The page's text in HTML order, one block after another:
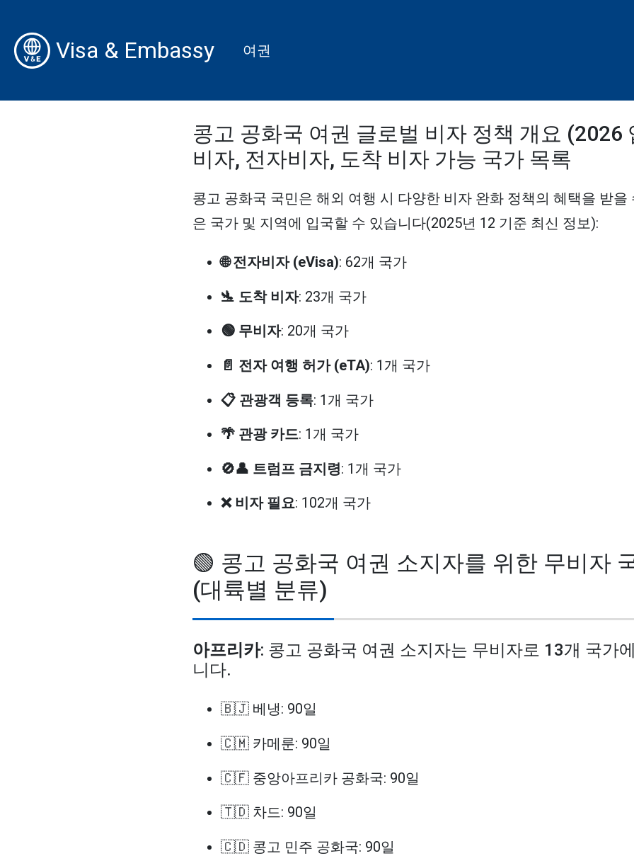
Visa & Embassy 여권
콩고 공화국 여권 글로벌 비자 정책 개요 (2026
비자, 전자비자, 도착 비자 가능 국가 목록
콩고 공화국 국민은 해외 여행 시 다양한 비자 완화 정책의 혜택을 받을
은 국가 및 지역에 입국할 수 있습니다(2025년 12 기준 최신 정보):
🌐 전자비자 (eVisa): 62개 국가
🛬 도착 비자: 23개 국가
🟢 무비자: 20개 국가
📄 전자 여행 허가 (eTA): 1개 국가
📋 관광객 등록: 1개 국가
🌴 관광 카드: 1개 국가
🚫👤 트럼프 금지령: 1개 국가
❌ 비자 필요: 102개 국가
🟢 콩고 공화국 여권 소지자를 위한 무비자
(대륙별 분류)
아프리카: 콩고 공화국 여권 소지자는 무비자로 13개 국가
니다.
🇧🇯 베냉: 90일
🇨🇲 카메룬: 90일
🇨🇫 중앙아프리카 공화국: 90일
🇹🇩 차드: 90일
🇨🇩 콩고 민주 공화국: 90일